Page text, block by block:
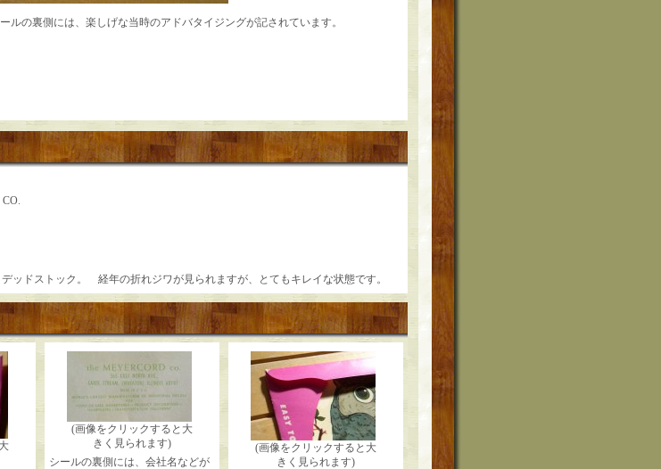
ルの裏側には、楽しげな当時のアドバタイジングが記されています。
ストック。 経年の折れジワが見られますが、とてもキレイな状態です。
(画像をクリックすると大
きく見られます)
シールの裏側には、会社名などが
(画像をクリックすると大
きく見られます)